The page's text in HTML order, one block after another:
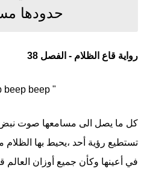
حدودها
رواية قاع الظلام - الفصل 38
" beep beep beep "
كل ما يصل الى مسامعها صوت نبض
تستطيع رؤية أحد ،يحيط بها
في أعينها وكأن جميع أوزان